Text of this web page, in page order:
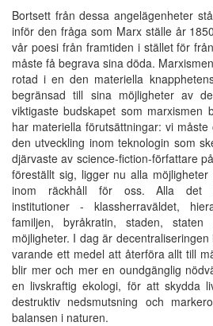
Bortsett från dessa angelägenheter
inför den fråga som Marx ställe år
vår poesi från framtiden i stället för
måste få begrava sina döda.
rotad i en den materiella
begränsad till sina möjligheter av
viktigaste budskapet som marxismen
har materiella förutsättningar: vi
den utveckling inom teknologin som
djärvaste av science-fiction-författare
föreställt sig, ligger nu alla
inom räckhåll för oss. Alla det
institutioner - klassherraväldet,
familjen, byråkratin, staden,
möjligheter. I dag är
varande ett medel att återföra allt till
blir mer och mer en oundgänglig
en livskraftig ekologi, för att skydda
destruktiv nedsmutsning och
balansen i naturen.